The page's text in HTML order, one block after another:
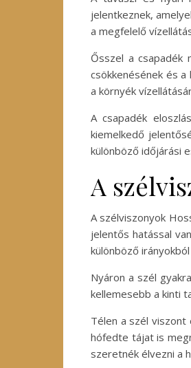
jelentkeznek,
a megfelelő
Ősszel a csapadék
csökkenésének és
a környék
A csapadék
kiemelkedő
különböző időjárási
A
A szélviszonyok
jelentős hatással
különböző
Nyáron a szél
kellemesebb a kinti
Télen a szél viszont
hófedte tájat is
szeretnék élvezni a